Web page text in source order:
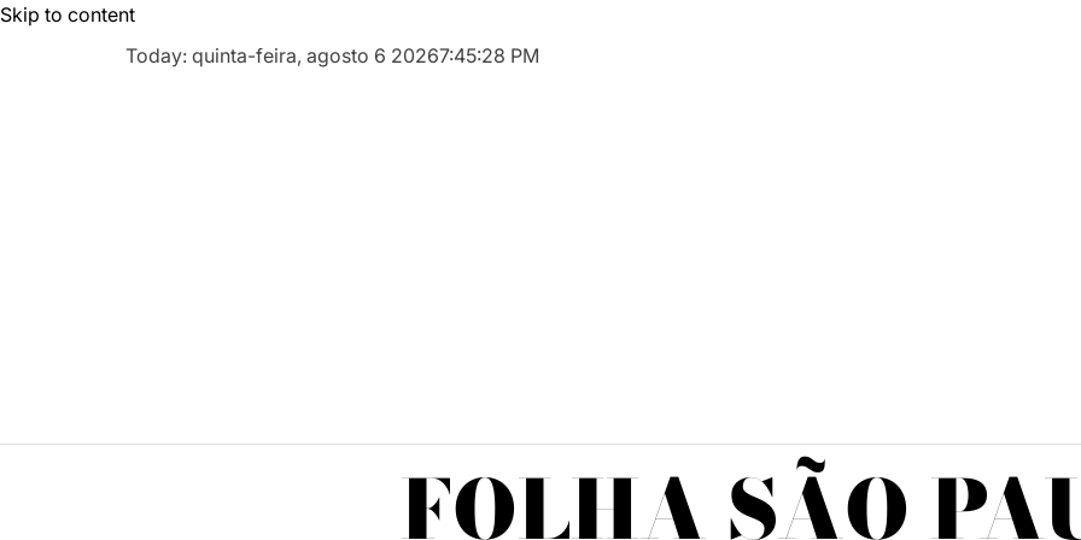
Skip to content
Today: quinta-feira, agosto 6 20267:45:29 PM
FOLHA SÃO